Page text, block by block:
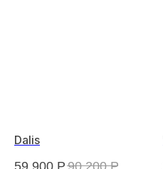
Dalis
59 900 Р 90 200 Р